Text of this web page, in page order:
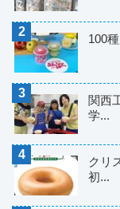
100
関西
学...
クリ
初...